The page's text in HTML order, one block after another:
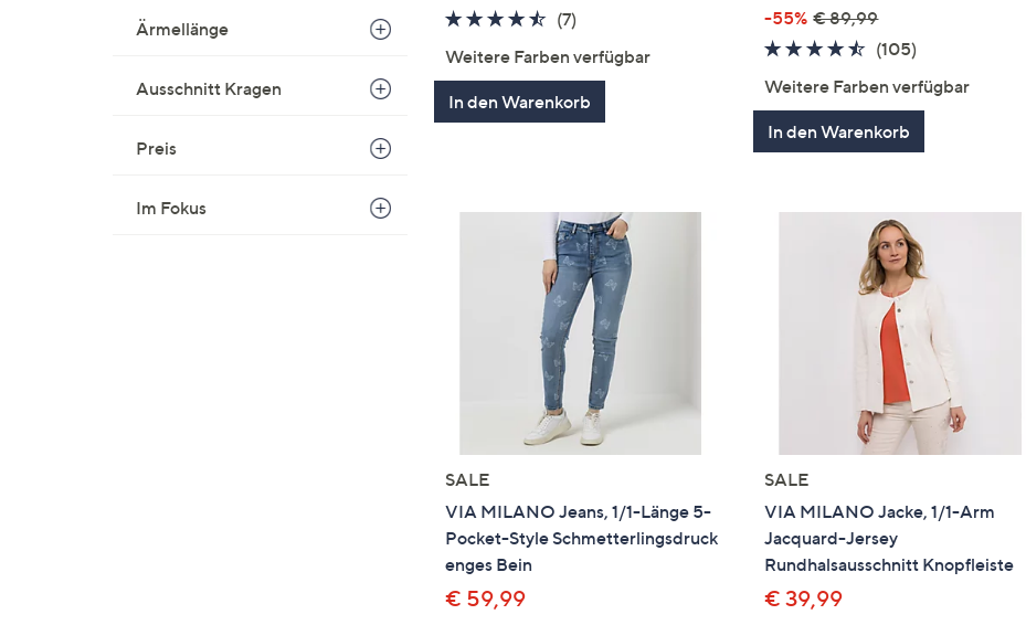
Ärmellänge
Ausschnitt Kragen
Preis
Im Fokus
4.4
(7)7
Weitere Farben verfügbar
In den Warenkorb
-55% € 89,99
4.4
(105)
Weitere Farben verfügbar
In den Warenkorb
SALE
VIA MILANO Jeans, 1/1-Länge 5-
Pocket-Style Schmetterlingsdruck
enges Bein
€ 59,99
SALE
VIA MILANO Jacke, 1/1-Arm
Jacquard-Jersey
Rundhalsausschnitt Knopfleiste
€ 39,99